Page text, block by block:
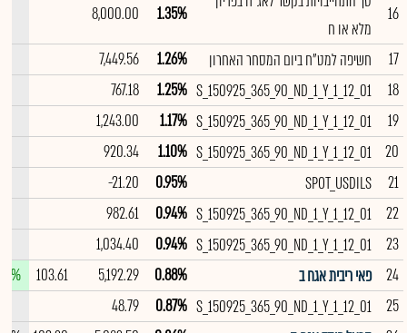
16
מלא או ח
1.35%
8,000.00
17
חשיפה למט"ח ביום המסחר האחרון 1.26%
7,449.56
18
S_150925_365_90_ND_1_Y_1_12_01
1.25%
767.18
19
S_150925_365_90_ND_1_Y_1_12_01
1.17%
1,243.00
20
S_150925_365_90_ND_1_Y_1_12_01
1.10%
920.34
21
SPOT_USDILS
0.95%
-21.20
22
S_150925_365_90_ND_1_Y_1_12_01
0.94%
982.61
23
S_150925_365_90_ND_1_Y_1_12_01
0.94%
1,034.40
24
פאי ריבית אגח ב 0.88%
5,192.29
103.61
25
S_150925_365_90_ND_1_Y_1_12_01
0.87%
48.79